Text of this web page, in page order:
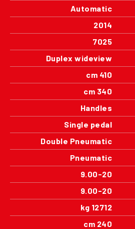
Automatic
2014
7025
Duplex wideview
410 cm
340 cm
Handles
Single pedal
Double Pneumatic
Pneumatic
9.00-20
9.00-20
12712 kg
240 cm